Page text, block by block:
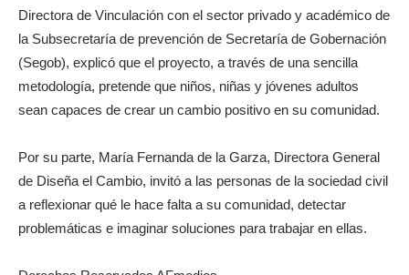
Directora de Vinculación con el sector privado y académico de
la Subsecretaría de prevención de Secretaría de Gobernación
(Segob), explicó que el proyecto, a través de una sencilla
metodología, pretende que niños, niñas y jóvenes adultos
sean capaces de crear un cambio positivo en su comunidad.
Por su parte, María Fernanda de la Garza, Directora General
de Diseña el Cambio, invitó a las personas de la sociedad civil
a reflexionar qué le hace falta a su comunidad, detectar
problemáticas e imaginar soluciones para trabajar en ellas.